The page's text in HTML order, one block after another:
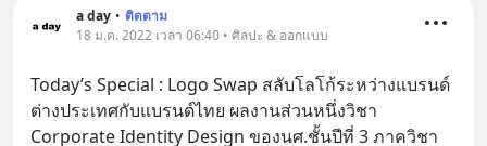
a day • ติดตาม
18 ม.ค. 2022 เวลา 06:40 • ศิลปะ & ออกแบบ
Today’s Special : Logo Swap สลับโลโก้ระหว่างแบรนด์
ต่างประเทศกับแบรนด์ไทย ผลงานส่วนหนึ่งวิชา
Corporate Identity Design ของนศ.ชั้นปีที่ 3 ภาควิชา